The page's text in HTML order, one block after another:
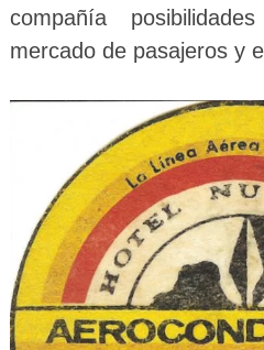
compañía
mercado de pasajeros y